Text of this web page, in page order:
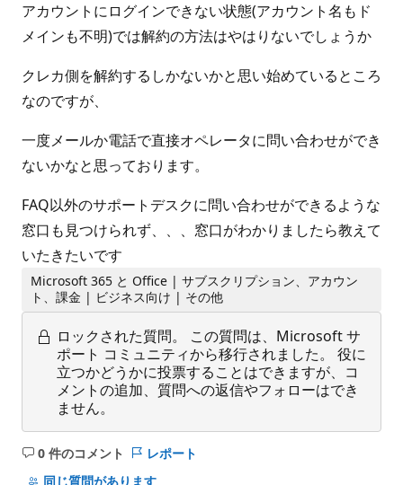
アカウントにログインできない状態(アカウント名もド
メインも不明)では解約の方法はやはりないでしょうか
クレカ側を解約するしかないかと思い始めているところ
なのですが、
一度メールか電話で直接オペレータに問い合わせができ
ないかなと思っております。
FAQ以外のサポートデスクに問い合わせができるような
窓口も見つけられず、、、窓口がわかりましたら教えて
いたきたいです
Microsoft 365 と Office | サブスクリプション、アカウン
ト、課金 | ビジネス向け | その他
ロックされた質問。
この質問は、Microsoft サ
ポート コミュニティから移行されました。 役に
立つかどうかに投票することはできますが、コ
メントの追加、質問への返信やフォローはでき
ません。
0 件のコメント
コ
メ
レポート
同じ質問があります